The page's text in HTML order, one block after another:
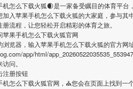
机怎么下载火狐🌒是一家备受瞩目的体育平台
加入苹果手机怎么下载火狐的大家庭，参与其
册流程，让您轻松开启精彩的体育之旅。
苹果手机怎么下载火狐官网
览器，输入苹果手机怎么下载火狐的官方网
app/html/
问。
注册按钮
机怎么下载火狐官网，⛪您会在页面上找到一